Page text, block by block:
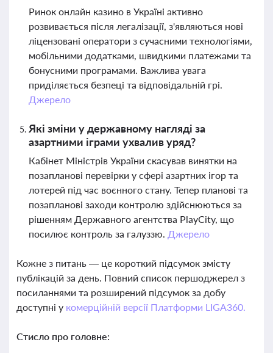
Ринок онлайн казино в Україні активно
розвивається після легалізації, з'являються нові
ліцензовані оператори з сучасними технологіями,
мобільними додатками, швидкими платежами та
бонусними програмами. Важлива увага
приділяється безпеці та відповідальній грі.
Джерело
Які зміни у державному нагляді за
азартними іграми ухвалив уряд?
Кабінет Міністрів України скасував винятки на
позапланові перевірки у сфері азартних ігор та
лотерей під час воєнного стану. Тепер планові та
позапланові заходи контролю здійснюються за
рішенням Державного агентства PlayCity, що
посилює контроль за галуззю. Джерело
Кожне з питань — це короткий підсумок змісту
публікацій за день. Повний список першоджерел з
посиланнями та розширений підсумок за добу
доступні у комерційній версії Платформи LIGA360.
Стисло про головне: